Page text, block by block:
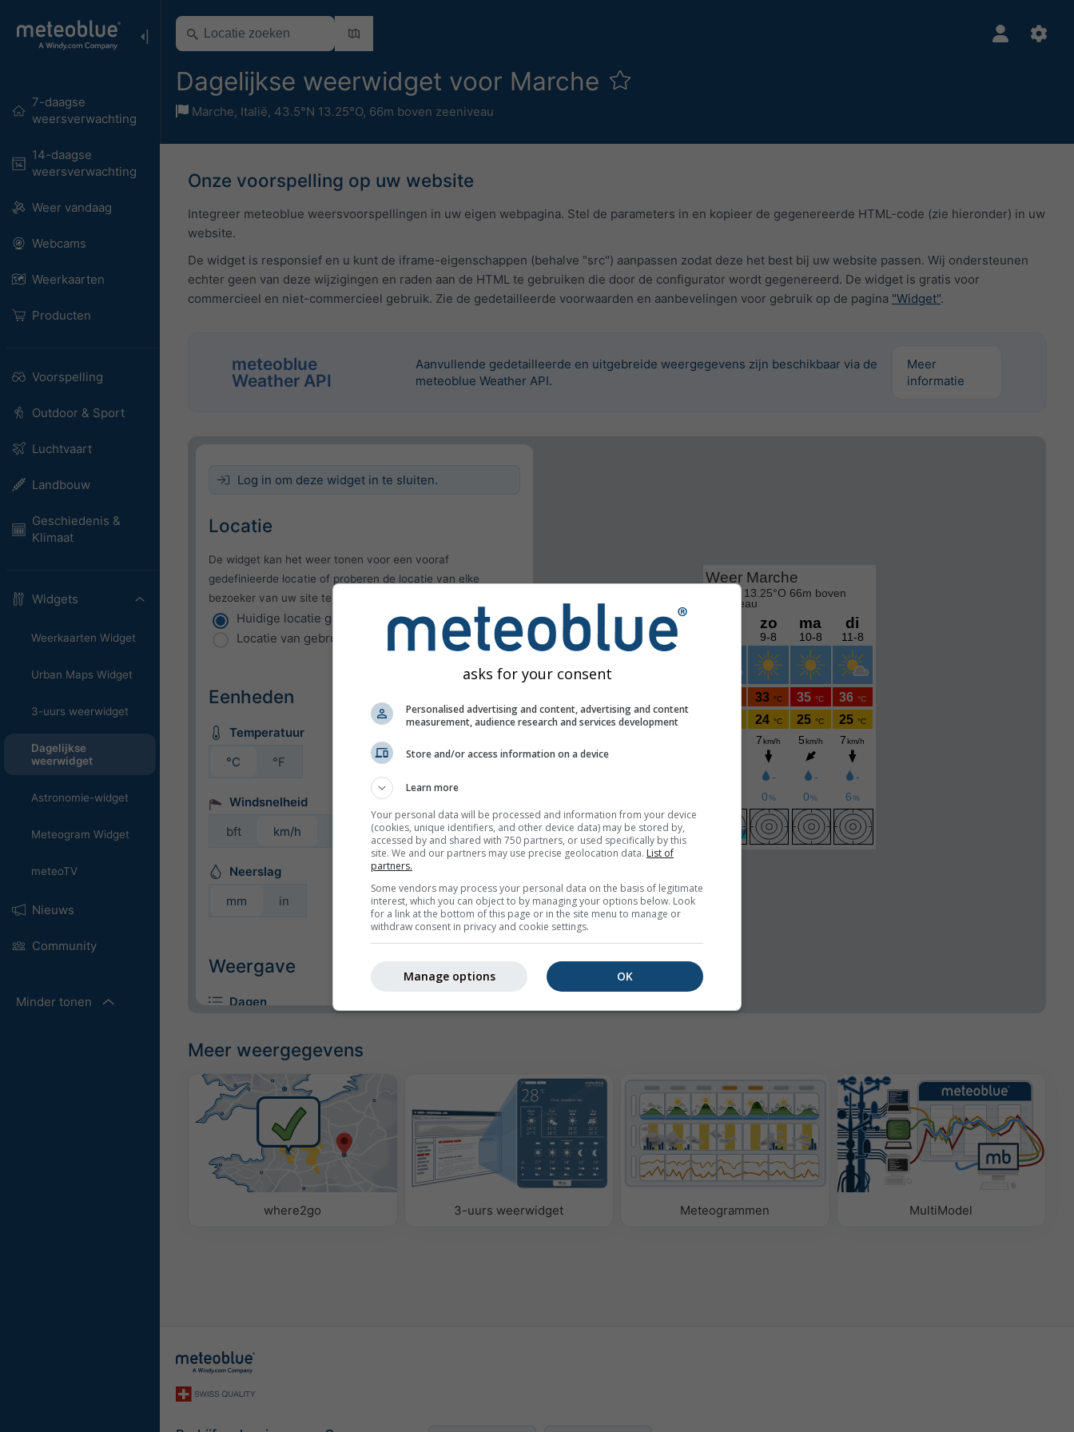
7-daagse
weersverwachting
14-daagse
weersverwachting
Weer vandaag
Webcams
Weerkaarten
Producten
Voorspelling
Outdoor & Sport
Luchtvaart
Landbouw
Geschiedenis &
Klimaat
Widgets
Weerkaarten Widget
Urban Maps Widget
3-uurs weerwidget
Dagelijkse
weerwidget
Astronomie-widget
Meteogram Widget
meteoTV
Nieuws
Community
Minder tonen
Dagelijkse weerwidget voor Marche
Marche, Italië, 43.5°N 13.25°O, 66m boven zeeniveau
Onze voorspelling op uw website
Integreer meteoblue weersvoorspellingen in uw eigen webpagina. Stel de parameters in en kopieer de gegenereerde HTML-code (zie hieronder) in uw
website.
De widget is responsief en u kunt de iframe-eigenschappen (behalve "src") aanpassen zodat deze het best bij uw website passen. Wij ondersteunen
echter geen van deze wijzigingen en raden aan de HTML te gebruiken die door de configurator wordt gegenereerd. De widget is gratis voor
commercieel en niet-commercieel gebruik. Zie de gedetailleerde voorwaarden en aanbevelingen voor gebruik op de pagina "Widget".
meteoblue
Weather API
Aanvullende gedetailleerde en uitgebreide weergegevens zijn beschikbaar via de
meteoblue Weather API.
Meer
informatie
Log in om deze widget in te sluiten.
Locatie
De widget kan het weer tonen voor een vooraf
gedefinieerde locatie of proberen de locatie van elke
bezoeker van uw site te detecteren.
Huidige locatie gebruiken
Locatie van gebruiker detecteren
Eenheden
Temperatuur
°C
°F
Windsnelheid
bft
km/h mph kn
Neerslag
mm
in
Weergave
Dagen
Kleur
Monochroom
Parameters
Gebruik de volgende opties om weerparameters aan
de Widget toe te voegen of te verwijderen.
Windrichting
Meer weergegevens
where2go 3-uurs weerwidget Meteogrammen MultiModel
asks for your consent
Personalised advertising and content, advertising and content
measurement, audience research and services development
Store and/or access information on a device
Learn more
Your personal data will be processed and information from your device
(cookies, unique identifiers, and other device data) may be stored by,
accessed by and shared with 750 partners, or used specifically by this
site. We and our partners may use precise geolocation data. List of
partners.
Some vendors may process your personal data on the basis of legitimate
interest, which you can object to by managing your options below. Look
for a link at the bottom of this page or in the site menu to manage or
withdraw consent in privacy and cookie settings.
OK
Manage options